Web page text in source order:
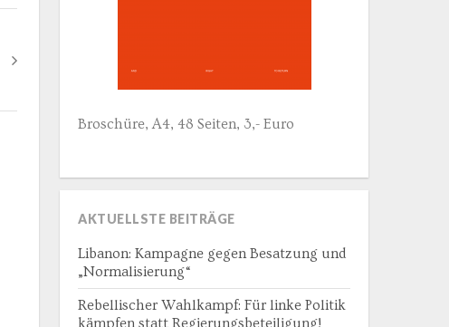
Broschüre, A4, 48 Seiten, 3,- Euro
AKTUELLSTE BEITRÄGE
Libanon: Kampagne gegen Besatzung und
„Normalisierung“
Rebellischer Wahlkampf: Für linke Politik
kämpfen statt Regierungsbeteiligung!